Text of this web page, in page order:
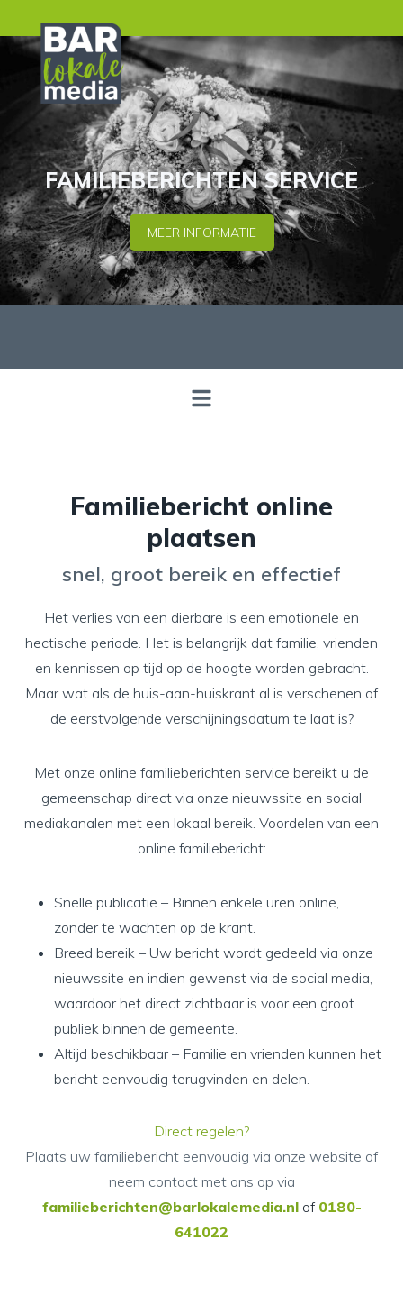
FAMILIEBERICHTEN SERVICE
MEER INFORMATIE
Familiebericht online
plaatsen
snel, groot bereik en effectief
Het verlies van een dierbare is een emotionele en
hectische periode. Het is belangrijk dat familie, vrienden
en kennissen op tijd op de hoogte worden gebracht.
Maar wat als de huis-aan-huiskrant al is verschenen of
de eerstvolgende verschijningsdatum te laat is?
Met onze online familieberichten service bereikt u de
gemeenschap direct via onze nieuwssite en social
mediakanalen met een lokaal bereik. Voordelen van een
online familiebericht:
Snelle publicatie – Binnen enkele uren online,
zonder te wachten op de krant.
Breed bereik – Uw bericht wordt gedeeld via onze
nieuwssite en indien gewenst via de social media,
waardoor het direct zichtbaar is voor een groot
publiek binnen de gemeente.
Altijd beschikbaar – Familie en vrienden kunnen het
bericht eenvoudig terugvinden en delen.
Direct regelen?
Plaats uw familiebericht eenvoudig via onze website of
neem contact met ons op via
familieberichten@barlokalemedia.nl of 0180-
641022